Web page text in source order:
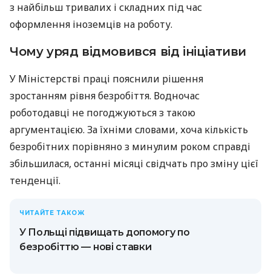
з найбільш тривалих і складних під час
оформлення іноземців на роботу.
Чому уряд відмовився від ініціативи
У Міністерстві праці пояснили рішення
зростанням рівня безробіття. Водночас
роботодавці не погоджуються з такою
аргументацією. За їхніми словами, хоча кількість
безробітних порівняно з минулим роком справді
збільшилася, останні місяці свідчать про зміну цієї
тенденції.
ЧИТАЙТЕ ТАКОЖ
У Польщі підвищать допомогу по
безробіттю — нові ставки